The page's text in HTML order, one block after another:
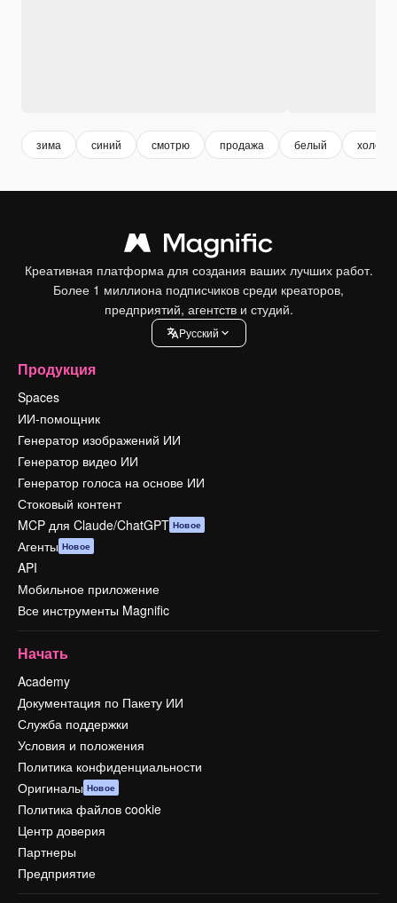
зима синий смотрю продажа белый
Креативная платформа для создания ваших лучших работ.
Более 1 миллиона подписчиков среди креаторов,
предприятий, агентств и студий.
Pусский
Продукция
Spaces
ИИ-помощник
Генератор изображений ИИ
Генератор видео ИИ
Генератор голоса на основе ИИ
Стоковый контент
MCP для Claude/ChatGPT Новое
Агенты Новое
API
Мобильное приложение
Все инструменты Magnific
Начать
Academy
Документация по Пакету ИИ
Служба поддержки
Условия и положения
Политика конфиденциальности
Оригиналы Новое
Политика файлов cookie
Центр доверия
Партнеры
Предприятие